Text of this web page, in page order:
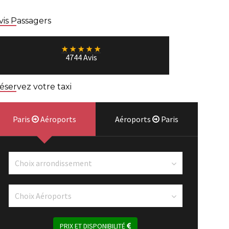
Passagers
★ ★ ★ ★ ★
4744 Avis
votre taxi
Paris Aéroports Aéroports Paris
PRIX ET DISPONIBILITÉ